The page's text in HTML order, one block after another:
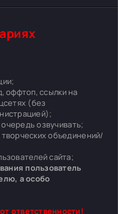
оффтоп, ссылки на
(без
озвучивать;
объединений/
сайта;
пользователь
а особо
ответственности!